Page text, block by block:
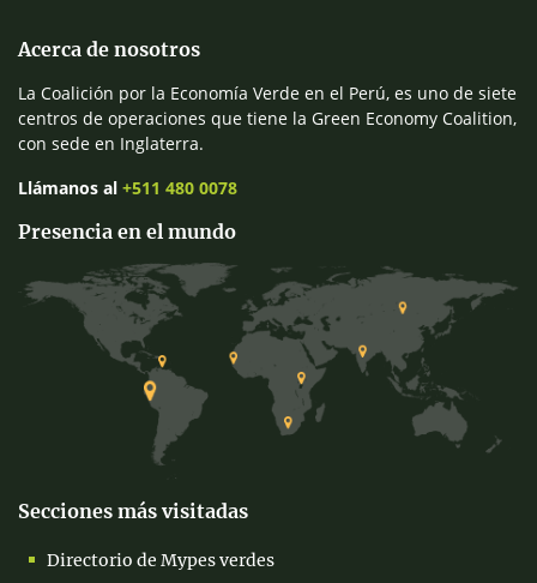
Acerca de nosotros
La Coalición por la Economía Verde en el Perú, es uno de siete
centros de operaciones que tiene la Green Economy Coalition,
con sede en Inglaterra.
Llámanos al +511 480 0078
Presencia en el mundo
Secciones más visitadas
Directorio de Mypes verdes